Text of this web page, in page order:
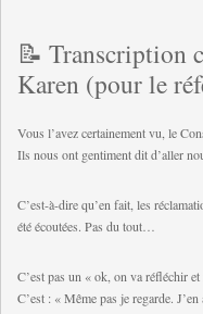
📝 Transcription
Karen (pour le
Vous l’avez certainement vu, le
Ils nous ont gentiment dit d’aller
C’est-à-dire qu’en fait, les
été écoutées. Pas du tout…
C’est pas un « ok, on va réfléchir
C’est : « Même pas je regarde.